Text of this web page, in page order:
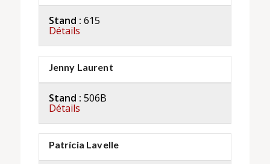
Stand : 615
Détails
Jenny Laurent
Stand : 506B
Détails
Patrícia Lavelle